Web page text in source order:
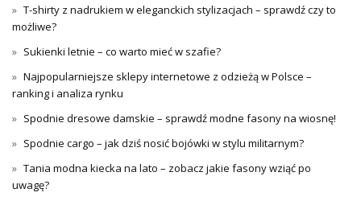
T-shirty z nadrukiem w eleganckich stylizacjach – sprawdź czy to
możliwe?
Sukienki letnie – co warto mieć w szafie?
Najpopularniejsze sklepy internetowe z odzieżą w Polsce –
ranking i analiza rynku
Spodnie dresowe damskie – sprawdź modne fasony na wiosnę!
Spodnie cargo – jak dziś nosić bojówki w stylu militarnym?
Tania modna kiecka na lato – zobacz jakie fasony wziąć po
uwagę?